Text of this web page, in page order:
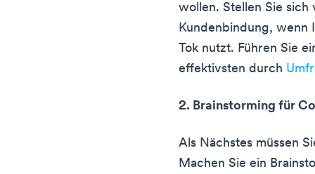
wollen. Stellen Sie sich
Kundenbindung, wenn
Tok nutzt. Führen Sie
effektivsten durch
2. Brainstorming für
Als Nächstes müssen
Machen Sie ein